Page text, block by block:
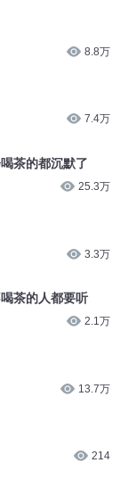
8.8万
7.4万
茶的都沉默了
25.3万
3.3万
茶的人都要听
2.1万
13.7万
214